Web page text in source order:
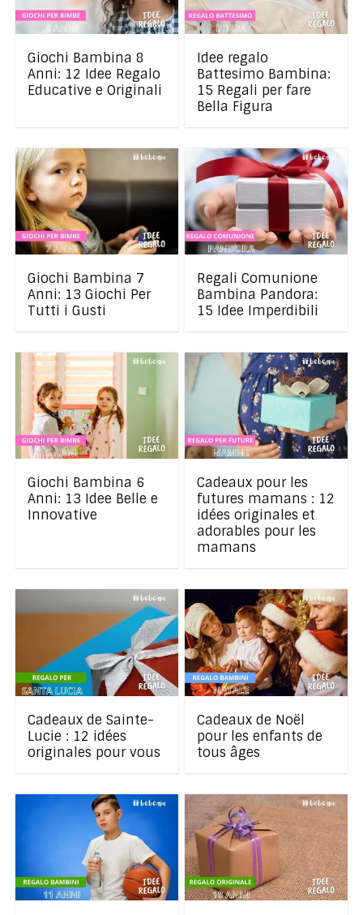
Giochi Bambina 8
Anni: 12 Idee Regalo
Educative e Originali
Idee regalo
Battesimo Bambina:
15 Regali per fare
Bella Figura
Giochi Bambina 7
Anni: 13 Giochi Per
Tutti i Gusti
Regali Comunione
Bambina Pandora:
15 Idee Imperdibili
Giochi Bambina 6
Anni: 13 Idee Belle e
Innovative
Cadeaux pour les
futures mamans : 12
idées originales et
adorables pour les
mamans
Cadeaux de Sainte-
Lucie : 12 idées
originales pour vous
Cadeaux de Noël
pour les enfants de
tous âges